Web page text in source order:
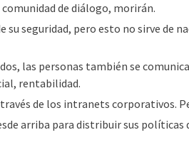
de diálogo, morirán.
su seguridad, pero esto no sirve de
las personas también se
rentabilidad.
de los intranets corporativos.
arriba para distribuir sus